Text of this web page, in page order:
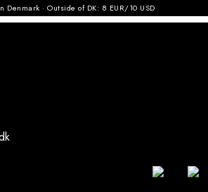
Denmark · Outside of DK: 8 EUR/10 USD